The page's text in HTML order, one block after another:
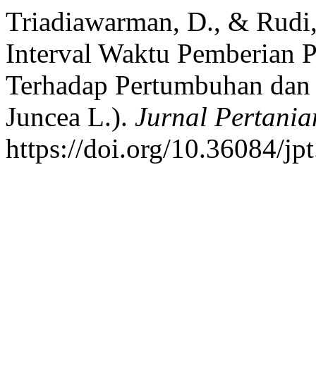
Triadiawarman, D., &
Interval Waktu Pemberian
Terhadap Pertumbuhan
Juncea L.). Jurnal
https://doi.org/10.36084/